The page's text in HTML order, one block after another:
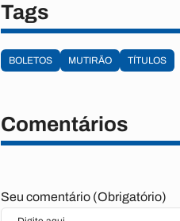
Tags
BOLETOS MUTIRÃO TÍTULOS
Comentários
Seu comentário (Obrigatório)